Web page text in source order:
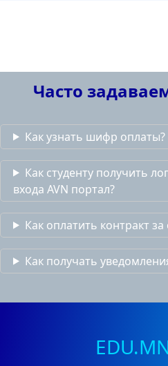
Часто
Как узнать шифр оплаты?
Как студенту получить
входа AVN портал?
Как оплатить контракт
Как получать